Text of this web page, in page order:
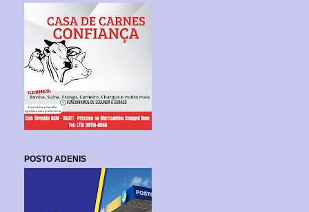
POSTO ADENIS